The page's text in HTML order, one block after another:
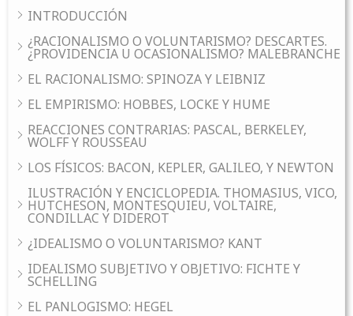
INTRODUCCIÓN
¿RACIONALISMO O VOLUNTARISMO? DESCARTES.
¿PROVIDENCIA U OCASIONALISMO? MALEBRANCHE
EL RACIONALISMO: SPINOZA Y LEIBNIZ
EL EMPIRISMO: HOBBES, LOCKE Y HUME
REACCIONES CONTRARIAS: PASCAL, BERKELEY,
WOLFF Y ROUSSEAU
LOS FÍSICOS: BACON, KEPLER, GALILEO, Y NEWTON
ILUSTRACIÓN Y ENCICLOPEDIA. THOMASIUS, VICO,
HUTCHESON, MONTESQUIEU, VOLTAIRE,
CONDILLAC Y DIDEROT
¿IDEALISMO O VOLUNTARISMO? KANT
IDEALISMO SUBJETIVO Y OBJETIVO: FICHTE Y
SCHELLING
EL PANLOGISMO: HEGEL